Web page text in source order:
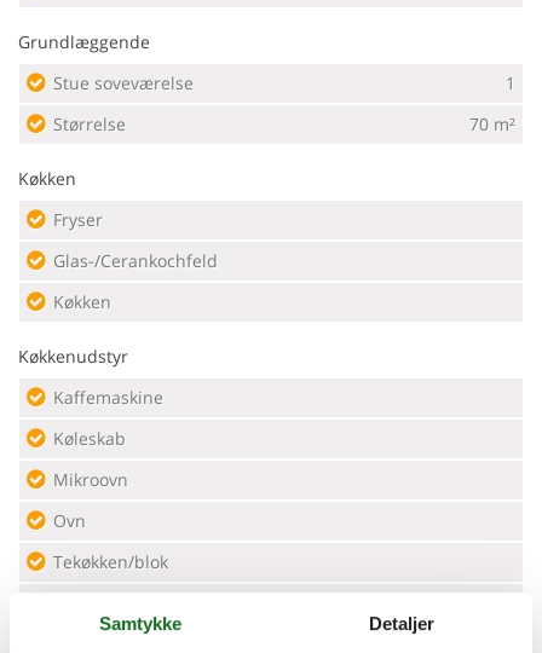
Grundlæggende
Stue soveværelse
1
Størrelse
70 m²
Køkken
Fryser
Glas-/Cerankochfeld
Køkken
Køkkenudstyr
Kaffemaskine
Køleskab
Mikroovn
Ovn
Tekøkken/blok
Samtykke Detaljer